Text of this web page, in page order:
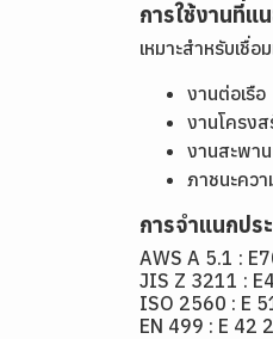
การใช้งานที่แ
เหมาะสำหรับเชื่
งานต่อเรือ
งานโครง
งานสะพาน
ภาชนะคว
การจำแนกปร
AWS A 5.1 :
JIS Z 3211 :
ISO 2560 : E
EN 499 : E 42